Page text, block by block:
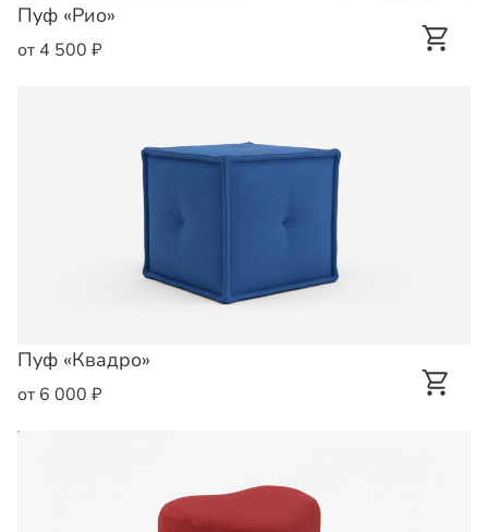
Пуф «Рио»
от 4 500 ₽
Пуф «Квадро»
от 6 000 ₽